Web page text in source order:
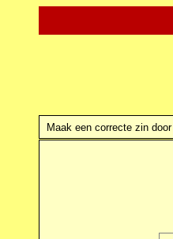
Maak een correcte zin